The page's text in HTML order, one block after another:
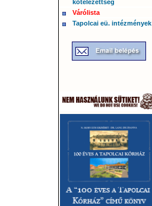
kötelezettség
Várólista
Tapolcai eü. intézmények